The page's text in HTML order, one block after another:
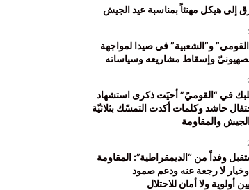
إلى هيكل مهنئاً بمناسبة عيد الجيش
و”الشعبية” في صيدا لمواجهة
وإسقاط مشاريعه وسياساته
في “القوميّ” أحيَت ذكرى استشهاد
حاشد وكلمات أكدت التمسّك بثلاثيّة
والمقاومة
وفداً من “الديمقراطية”: المقاومة
لا رجعة عنه ودعم صمود
أولوية ولا أمان للاحتلال